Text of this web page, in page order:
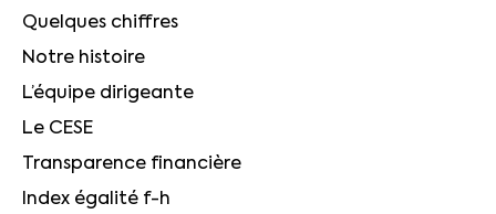
Quelques chiffres
Notre histoire
L’équipe dirigeante
Le CESE
Transparence financière
Index égalité f-h